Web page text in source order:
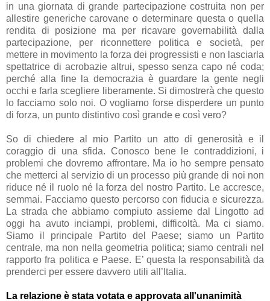
in una giornata di grande partecipazione costruita non per
allestire generiche carovane o determinare questa o quella
rendita di posizione ma per ricavare governabilità dalla
partecipazione, per riconnettere politica e società, per
mettere in movimento la forza dei progressisti e non lasciarla
spettatrice di acrobazie altrui, spesso senza capo né coda;
perché alla fine la democrazia è guardare la gente negli
occhi e farla scegliere liberamente. Si dimostrerà che questo
lo facciamo solo noi. O vogliamo forse disperdere un punto
di forza, un punto distintivo così grande e così vero?
So di chiedere al mio Partito un atto di generosità e il
coraggio di una sfida. Conosco bene le contraddizioni, i
problemi che dovremo affrontare. Ma io ho sempre pensato
che metterci al servizio di un processo più grande di noi non
riduce né il ruolo né la forza del nostro Partito. Le accresce,
semmai. Facciamo questo percorso con fiducia e sicurezza.
La strada che abbiamo compiuto assieme dal Lingotto ad
oggi ha avuto inciampi, problemi, difficoltà. Ma ci siamo.
Siamo il principale Partito del Paese; siamo un Partito
centrale, ma non nella geometria politica; siamo centrali nel
rapporto fra politica e Paese. E’ questa la responsabilità da
prenderci per essere davvero utili all’Italia.
La relazione è stata votata e approvata all'unanimità